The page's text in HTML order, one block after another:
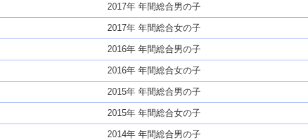
2017年 年間総合男の子
2017年 年間総合女の子
2016年 年間総合男の子
2016年 年間総合女の子
2015年 年間総合男の子
2015年 年間総合女の子
2014年 年間総合男の子